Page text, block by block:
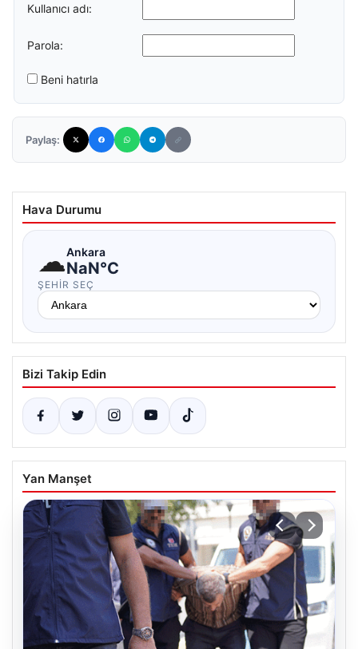
Kullanıcı adı:
Parola:
Beni hatırla
Paylaş:
Hava Durumu
☁Ankara
NaN°C
ŞEHIR SEÇ
Bizi Takip Edin
Yan Manşet